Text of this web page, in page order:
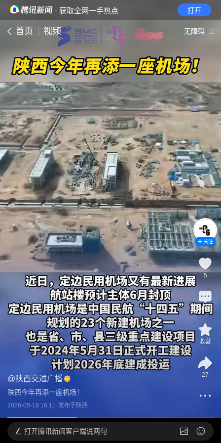
· 获取全网一手热点 打开
首页 视频 无障碍
@陕西交通广播
陕西今年再添一座机场！
2026-05-18 16:11 发布于陕西
关注
5
评论
收藏
27
打开腾讯新闻客户端说两句